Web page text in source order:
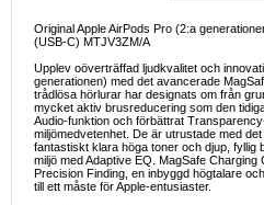
Original Apple AirPods Pro (2:a
(USB-C) MTJV3ZM/A
Upplev oöverträffad ljudkvalitet och
generationen) med det avancerade
trådlösa hörlurar har designats om från
mycket aktiv brusreducering som den
Audio-funktion och förbättrat
miljömedvetenhet. De är utrustade med
fantastiskt klara höga toner och djup, fyllig
miljö med Adaptive EQ. MagSafe
Precision Finding, en inbyggd högtalare
till ett måste för Apple-entusiaster.